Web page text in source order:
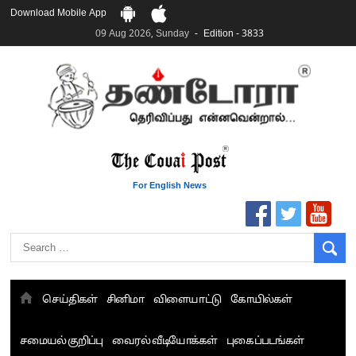
Download Mobile App
09 Aug 2026, Sunday
Edition - 3833
For English News
செய்திகள் சினிமா விளையாட்டு கோயில்கள்
சமையல் குறிப்பு வைரல் வீடியோக்கள் புகைப்படங்கள்